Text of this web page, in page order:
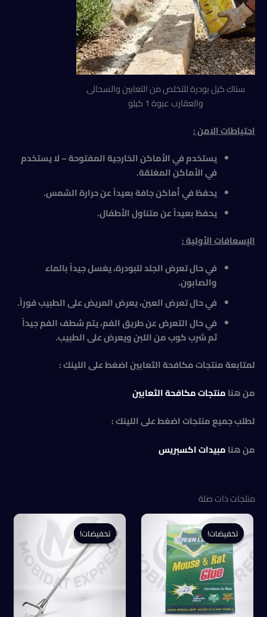
سناك كيل بودرة للتخلص من التعابين والسحالى
والعقارب عبوة 1 كيلو
احتياطات الامن:
يستخدم في الأماكن الخارجية المفتوحة – لا يستخدم
في الأماكن المغلقة.
يحفظ في أماكن جافة بعيداً عن حرارة الشمس.
يحفظ بعيداً عن متناول الأطفال.
الإسعافات الأولية:
في حال تعرض الجلد للبودرة، يغسل جيداً بالماء
والصابون.
في حال تعرض العين، يعرض المريض على الطبيب فوراً.
في حال التعرض عن طريق الفم، يتم شطف الفم جيداً
ثم شرب كوب من اللبن ويعرض على الطبيب.
لمتابعة منتجات مكافحة الثعابين اضغط على اللينك :
من هنامنتجات مكافحة الثعابين
لطلب جميع منتجات اضغط على اللينك :
من هنامبيدات اكسبريس
منتجات ذات صلة
تخفيضات!
تخفيضات! تخفيضات!
تخفيضات!